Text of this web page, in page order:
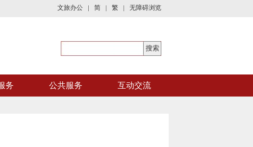
文旅办公 | 简 | 繁 | 无障碍浏览
务 公共服务 互动交流